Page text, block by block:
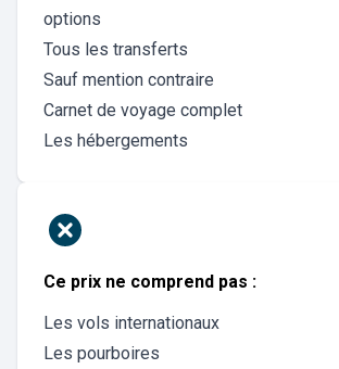
options
Tous les transferts
Sauf mention contraire
Carnet de voyage complet
Les hébergements
Ce prix ne comprend pas :
Les vols internationaux
Les pourboires